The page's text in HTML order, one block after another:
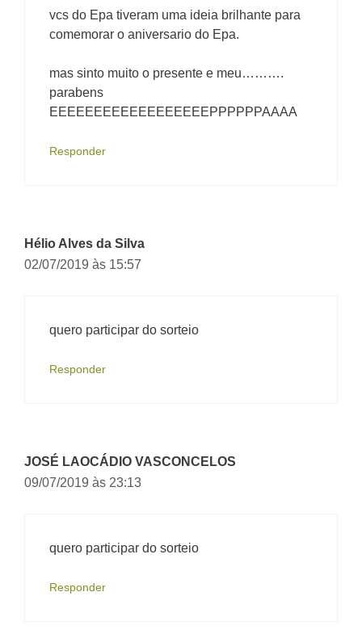
vcs do Epa tiveram uma ideia brilhante para
comemorar o aniversario do Epa.
mas sinto muito o presente e meu……….
parabens
EEEEEEEEEEEEEEEEEEPPPPPPAAAA
Responder
Hélio Alves da Silva
02/07/2019 às 15:57
quero participar do sorteio
Responder
JOSÉ LAOCÁDIO VASCONCELOS
09/07/2019 às 23:13
quero participar do sorteio
Responder